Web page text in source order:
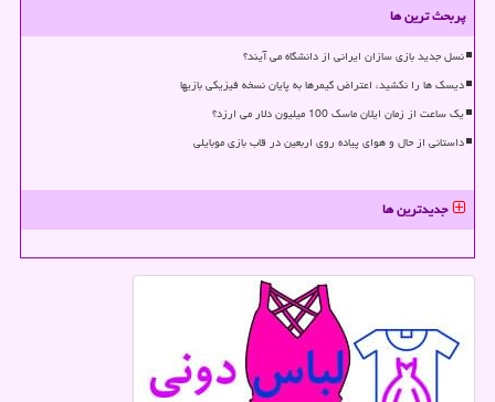
پربحث ترین ها
نسل جدید بازی سازان ایرانی از دانشگاه می آیند؟
دیسک ها را نکشید، اعتراض گیمرها به پایان نسخه فیزیکی بازیها
یک ساعت از زمان ایلان ماسک 100 میلیون دلار می ارزد؟
داستانی از حال و هوای پیاده روی اربعین در قاب بازی موبایلی
جدیدترین ها